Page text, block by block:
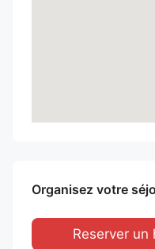
Organisez votre
Reserver un